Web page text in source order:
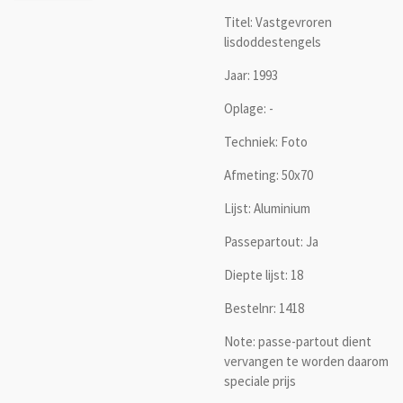
Titel: Vastgevroren
lisdoddestengels
Jaar: 1993
Oplage: -
Techniek: Foto
Afmeting: 50x70
Lijst: Aluminium
Passepartout: Ja
Diepte lijst: 18
Bestelnr: 1418
Note: passe-partout dient
vervangen te worden daarom
speciale prijs